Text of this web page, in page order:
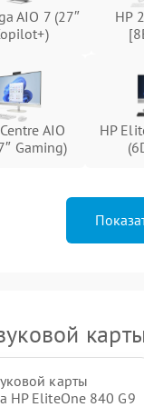
тачпада
веб-камеры
микрофона
BIOS
AIO 7 (27″
HP
AIO
Gaming)
HP
карты
HP EliteOne 840 G9